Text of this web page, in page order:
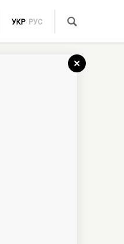
УКР РУС